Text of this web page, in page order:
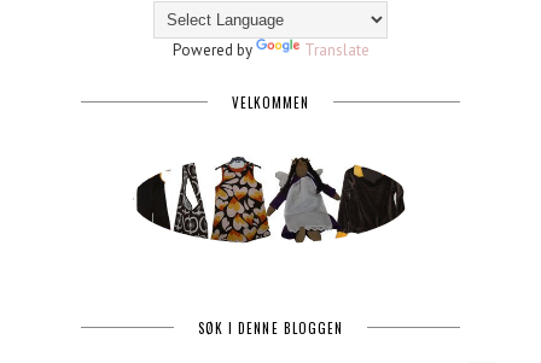
Powered by Translate
VELKOMMEN
SØK I DENNE BLOGGEN